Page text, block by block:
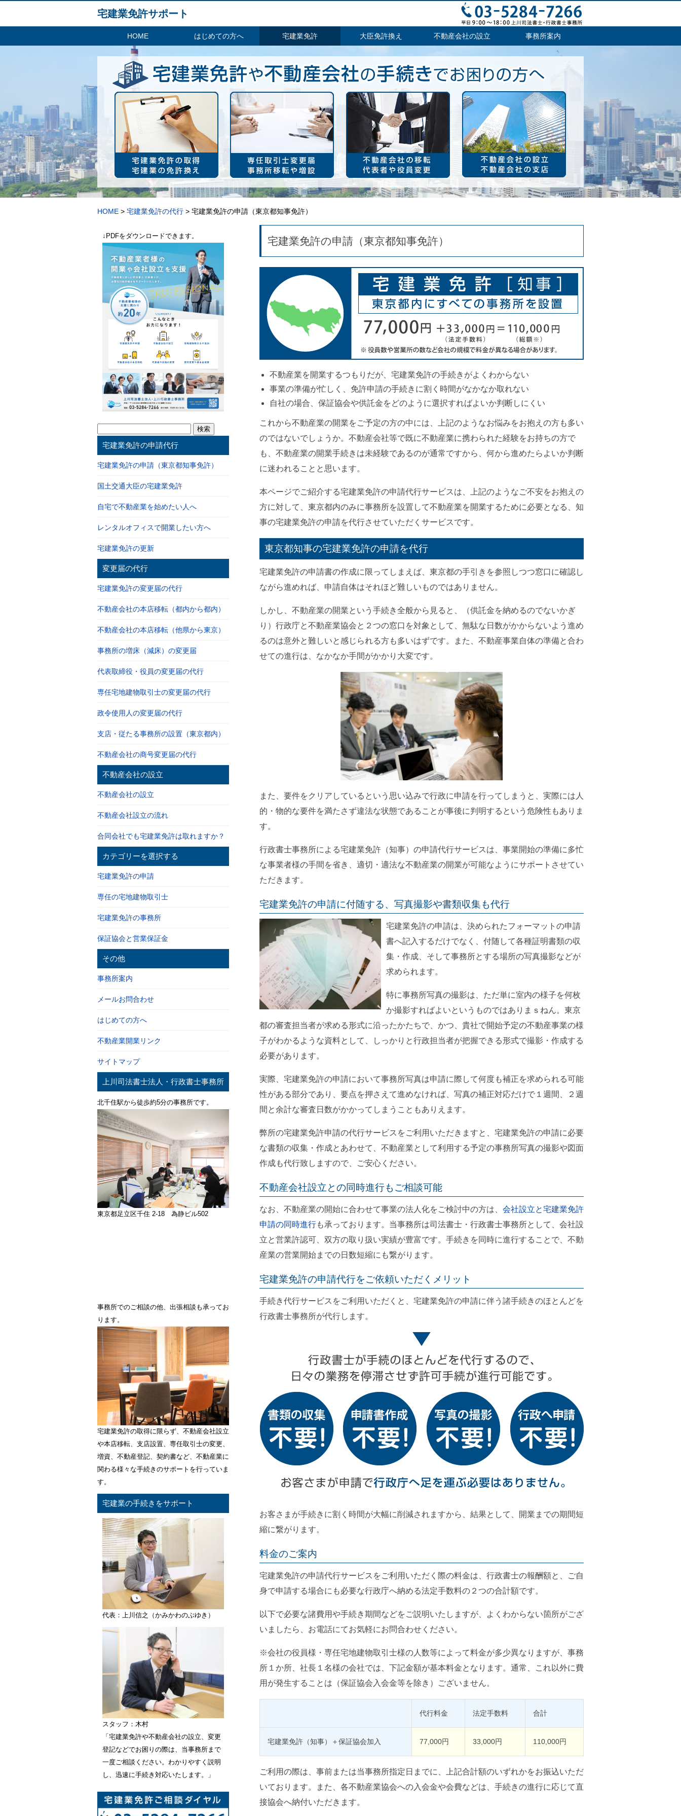
宅建業免許サポート
HOME はじめての方へ 宅建業免許 大臣免許換え 不動産会社の設立 事務所案内
HOME > 宅建業免許の代行 > 宅建業免許の申請（東京都知事免許）
宅建業免許の申請（東京都知事免許）
不動産業を開業するつもりだが、宅建業免許の手続きがよくわからない
事業の準備が忙しく、免許申請の手続きに割く時間がなかなか取れない
自社の場合、保証協会や供託金をどのように選択すればよいか判断しにくい
これから不動産業の開業をご予定の方の中には、上記のようなお悩みをお抱えの方も多い
のではないでしょうか。不動産会社等で既に不動産業に携わられた経験をお持ちの方で
も、不動産業の開業手続きは未経験であるのが通常ですから、何から進めたらよいか判断
に迷われることと思います。
本ページでご紹介する宅建業免許の申請代行サービスは、上記のようなご不安をお抱えの
方に対して、東京都内のみに事務所を設置して不動産業を開業するために必要となる、知
事の宅建業免許の申請を代行させていただくサービスです。
東京都知事の宅建業免許の申請を代行
宅建業免許の申請書の作成に限ってしまえば、東京都の手引きを参照しつつ窓口に確認し
ながら進めれば、申請自体はそれほど難しいものではありません。
しかし、不動産業の開業という手続き全般から見ると、（供託金を納めるのでないかぎ
り）行政庁と不動産業協会と２つの窓口を対象として、無駄な日数がかからないよう進め
るのは意外と難しいと感じられる方も多いはずです。また、不動産事業自体の準備と合わ
せての進行は、なかなか手間がかかり大変です。
また、要件をクリアしているという思い込みで行政に申請を行ってしまうと、実際には人
的・物的な要件を満たさず違法な状態であることが事後に判明するという危険性もありま
す。
行政書士事務所による宅建業免許（知事）の申請代行サービスは、事業開始の準備に多忙
な事業者様の手間を省き、適切・適法な不動産業の開業が可能なようにサポートさせてい
ただきます。
宅建業免許の申請に付随する、写真撮影や書類収集も代行
宅建業免許の申請は、決められたフォーマットの申請
書へ記入するだけでなく、付随して各種証明書類の収
集・作成、そして事務所とする場所の写真撮影などが
求められます。
特に事務所写真の撮影は、ただ単に室内の様子を何枚
か撮影すればよいというものではありまｓねん。東京
都の審査担当者が求める形式に沿ったかたちで、かつ、貴社で開始予定の不動産事業の様
子がわかるような資料として、しっかりと行政担当者が把握できる形式で撮影・作成する
必要があります。
実際、宅建業免許の申請において事務所写真は申請に際して何度も補正を求められる可能
性がある部分であり、要点を押さえて進めなければ、写真の補正対応だけで１週間、２週
間と余計な審査日数がかかってしまうこともありえます。
弊所の宅建業免許申請の代行サービスをご利用いただきますと、宅建業免許の申請に必要
な書類の収集・作成とあわせて、不動産業として利用する予定の事務所写真の撮影や図面
作成も代行致しますので、ご安心ください。
不動産会社設立との同時進行もご相談可能
なお、不動産業の開始に合わせて事業の法人化をご検討中の方は、 会社設立と宅建業免許
申請の同時進行も承っております。当事務所は司法書士・行政書士事務所として、会社設
立と営業許認可、双方の取り扱い実績が豊富です。手続きを同時に進行することで、不動
産業の営業開始までの日数短縮にも繋がります。
宅建業免許の申請代行をご依頼いただくメリット
手続き代行サービスをご利用いただくと、宅建業免許の申請に伴う諸手続きのほとんどを
行政書士事務所が代行します。
お客さまが手続きに割く時間が大幅に削減されますから、結果として、開業までの期間短
縮に繋がります。
料金のご案内
宅建業免許の申請代行サービスをご利用いただく際の料金は、行政書士の報酬額と、ご自
身で申請する場合にも必要な行政庁へ納める法定手数料の２つの合計額です。
以下で必要な諸費用や手続き期間などをご説明いたしますが、よくわからない箇所がござ
いましたら、お電話にてお気軽にお問合わせください。
※会社の役員様・専任宅地建物取引士様の人数等によって料金が多少異なりますが、事務
所１か所、社長１名様の会社では、下記金額が基本料金となります。通常、これ以外に費
用が発生することは（保証協会入会金等を除き）ございません。
代行料金 法定手数料 合計
宅建業免許（知事）＋保証協会加入 77,000円 33,000円 110,000円
ご利用の際は、事前または当事務所指定日までに、上記合計額のいずれかをお振込いただ
いております。また、各不動産業協会への入会金や会費などは、手続きの進行に応じて直
接協会へ納付いただきます。
↓PDFをダウンロードできます。
索:宅建業免許の申請代行
宅建業免許の申請（東京都知事免許）
国土交通大臣の宅建業免許
自宅で不動産業を始めたい人へ
レンタルオフィスで開業したい方へ
宅建業免許の更新
変更届の代行
宅建業免許の変更届の代行
不動産会社の本店移転（都内から都内）
不動産会社の本店移転（他県から東京）
事務所の増床（減床）の変更届
代表取締役・役員の変更届の代行
専任宅地建物取引士の変更届の代行
政令使用人の変更届の代行
支店・従たる事務所の設置（東京都内）
不動産会社の商号変更届の代行
不動産会社の設立
不動産会社の設立
不動産会社設立の流れ
合同会社でも宅建業免許は取れますか？
カテゴリーを選択する
宅建業免許の申請
専任の宅地建物取引士
宅建業免許の事務所
保証協会と営業保証金
その他
事務所案内
メールお問合わせ
はじめての方へ
不動産業開業リンク
サイトマップ
上川司法書士法人・行政書士事務所
北千住駅から徒歩約5分の事務所です。
東京都足立区千住 2-18 為静ビル502
事務所でのご相談の他、出張相談も承ってお
ります。
宅建業免許の取得に限らず、不動産会社設立
や本店移転、支店設置、専任取引士の変更、
増資、不動産登記、契約書など、不動産業に
関わる様々な手続きのサポートを行っていま
す。
宅建業の手続きをサポート
代表：上川信之（かみかわのぶゆき）
スタッフ：木村
「宅建業免許や不動産会社の設立、変更
登記などでお困りの際は、当事務所まで
一度ご相談ください。わかりやすく説明
し、迅速に手続き対応いたします。」